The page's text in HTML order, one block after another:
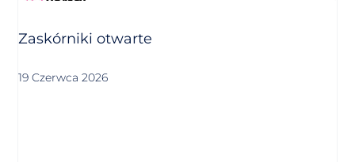
Zaskórniki otwarte
19 Czerwca 2026